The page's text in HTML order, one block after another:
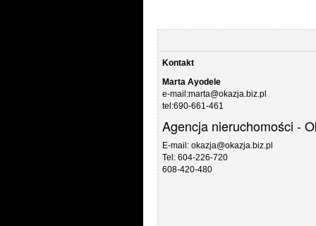
Kontakt
Marta Ayodele
e-mail:marta@okazja.biz.pl
tel:690-661-461
Agencja nieruchomości -
E-mail: okazja@okazja.biz.pl
Tel: 604-226-720
608-420-480